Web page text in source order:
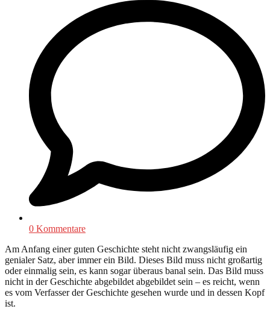
0 Kommentare
Am Anfang einer guten Geschichte steht nicht zwangsläufig ein
genialer Satz, aber immer ein Bild. Dieses Bild muss nicht großartig
oder einmalig sein, es kann sogar überaus banal sein. Das Bild muss
nicht in der Geschichte abgebildet abgebildet sein – es reicht, wenn
es vom Verfasser der Geschichte gesehen wurde und in dessen Kopf
ist.